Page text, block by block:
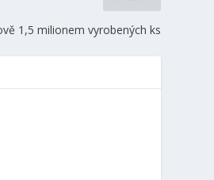
1,5 milionem vyrobených ks